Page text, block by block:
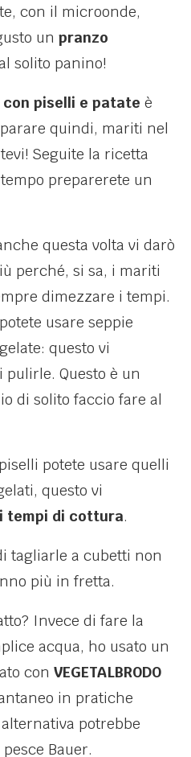
con il microonde,
un pranzo
solito panino!
con piselli e patate è
quindi, mariti nel
Seguite la ricetta
preparerete un
questa volta vi darò
perché, si sa, i mariti
dimezzare i tempi.
usare seppie
questo vi
Questo è un
di solito faccio fare al
potete usare quelli
questo vi
tempi di cottura.
tagliarle a cubetti non
più in fretta.
Invece di fare la
acqua, ho usato un
con VEGETALBRODO
in pratiche
potrebbe
Bauer.